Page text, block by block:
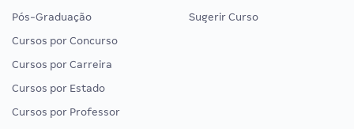
Pós-Graduação
Cursos por Concurso
Cursos por Carreira
Cursos por Estado
Cursos por Professor
Sugerir Curso